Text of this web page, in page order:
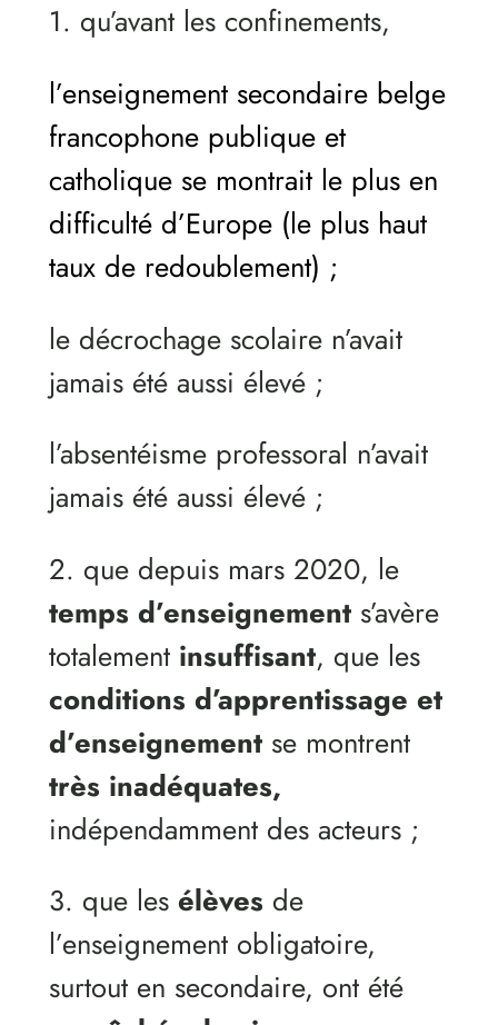
1. qu’avant les confinements,
l’enseignement secondaire belge
francophone publique et
catholique se montrait le plus en
difficulté d’Europe (le plus haut
taux de redoublement) ;
le décrochage scolaire n’avait
jamais été aussi élevé ;
l’absentéisme professoral n’avait
jamais été aussi élevé ;
2. que depuis mars 2020, le
temps d’enseignements’avère
totalement insuffisant, que les
conditions d’apprentissage et
d’enseignementse montrent
très inadéquates,
indépendamment des acteurs ;
3. que les élèves de
l’enseignement obligatoire,
surtout en secondaire, ont été